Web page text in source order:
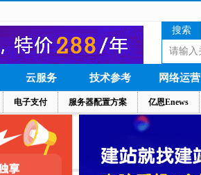
搜索
电子支付 服务器配置方案 亿恩Enews
云服务 技术参考 网络运营